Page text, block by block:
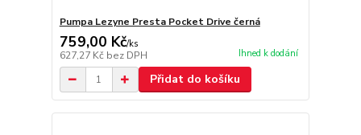
Pumpa Lezyne Presta Pocket Drive černá
759,00 Kč/ks
627,27 Kč bez DPH Ihned k dodání
Přidat do košíku